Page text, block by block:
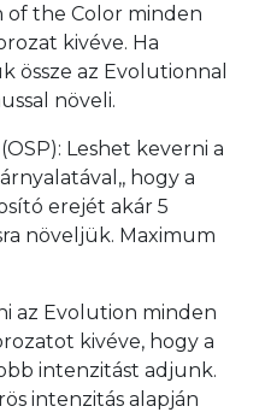
of the Color minden
kivéve. Ha
össze az Evolutionnal
növeli.
Leshet keverni a
hogy a
erejét akár 5
növeljük. Maximum
az Evolution minden
kivéve, hogy a
intenzitást adjunk.
intenzitás alapján